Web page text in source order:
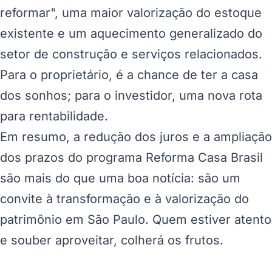
reformar", uma maior valorização do estoque
existente e um aquecimento generalizado do
setor de construção e serviços relacionados.
Para o proprietário, é a chance de ter a casa
dos sonhos; para o investidor, uma nova rota
para rentabilidade.
Em resumo, a redução dos juros e a ampliação
dos prazos do programa Reforma Casa Brasil
são mais do que uma boa notícia: são um
convite à transformação e à valorização do
patrimônio em São Paulo. Quem estiver atento
e souber aproveitar, colherá os frutos.